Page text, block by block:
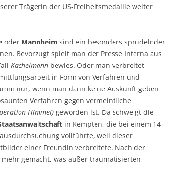
Trägerin der US-Freiheitsmedaille weiter
oder Mannheim sind ein besonders sprudelnder
Bevorzugt spielt man der Presse Interna aus
Kachelmann bewies. Oder man verbreitet
in Form von Verfahren und
nur, wenn man dann keine Auskunft geben
Verfahren gegen vermeintliche
Himmel) geworden ist. Da schweigt die
in Kempten, die bei einem 14-
vollführte, weil dieser
einer Freundin verbreitete. Nach der
gemacht, was außer traumatisierten